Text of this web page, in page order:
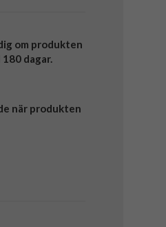
om produkten
dagar.
när produkten